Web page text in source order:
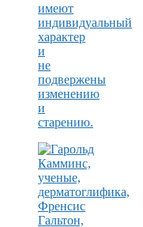
имеют
индивидуальный
характер
и
не
подвержены
изменению
и
старению.